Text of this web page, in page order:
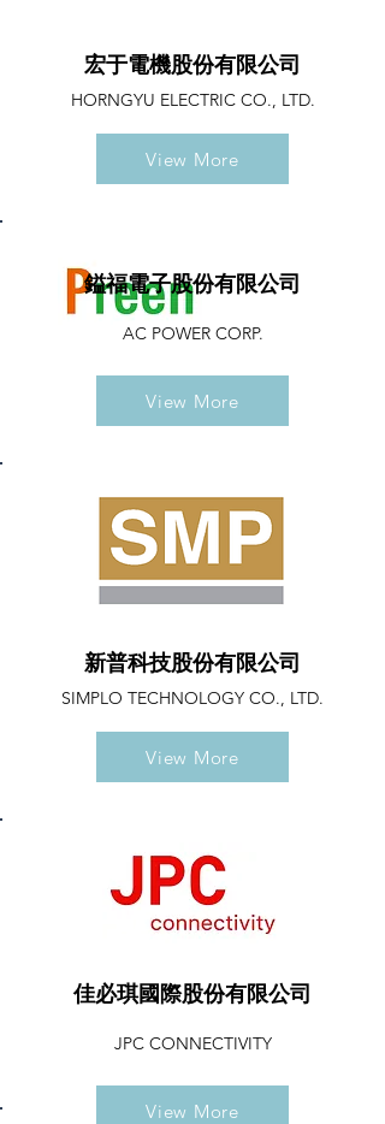
宏于電機股份有限公司
HORNGYU ELECTRIC CO., LTD.
View More
鎰福電子股份有限公司
AC POWER CORP.
View More
新普科技股份有限公司
SIMPLO TECHNOLOGY CO., LTD.
View More
佳必琪國際股份有限公司
JPC CONNECTIVITY
View More